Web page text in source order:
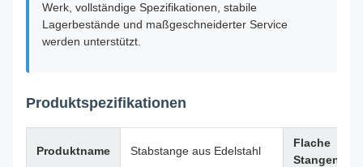
Werk, vollständige Spezifikationen, stabile
Lagerbestände und maßgeschneiderter Service
werden unterstützt.
Produktspezifikationen
Produktname Stabstange aus Edelstahl
Flache